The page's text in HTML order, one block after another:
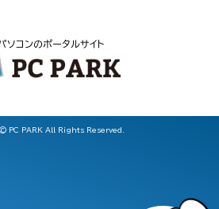
ソコンのポータルサイト
PC PARK All Rights Reserved.